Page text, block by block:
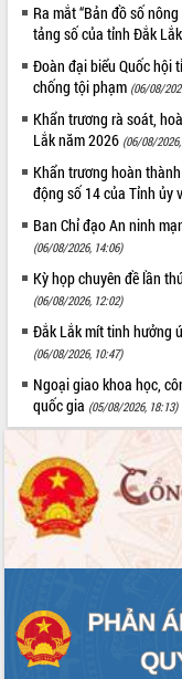
Kỳ họp thứ Hai, Hội đồng
tỉnh khóa XI quyết nghị
quan trọng
Bí thư Tỉnh ủy Lương
Triết thăm, tặng quà người có
cách mạng
Rà soát, hoàn thiện hệ thống
văn hóa, thể thao đáp ứng
phát triển mới
Thường trực HĐND tỉnh Đắk
mặt Đoàn chuyên gia y tế TP.
Minh
Lễ truy điệu và an táng hài
tại Nghĩa trang Liệt sĩ xã
Bàn giải pháp tháo gỡ khó
xuất khẩu sầu riêng và triển
định EUDR
Thứ trưởng Bộ Nông nghiệp
vùng trồng và doanh nghiệp
sầu riêng tại Đắk Lắk
Trình diễn nghệ thuật chế
món ăn từ sầu riêng
Đắk Lắk công bố Quy hoạch
Ngành cá ngừ Đắk Lắk chủ
ứng để giữ vững thị trường
Diễn đàn Kinh tế tư nhân
LIÊN KẾT WEB
THỐNG KÊ TRUY CẬP
Hôm nay: 34162
Tất cả: 66079485
Ra mắt “Bản đồ số
tảng số của tỉnh Đắk
Đoàn đại biểu Quốc hội
chống tội phạm (06/08/
Khẩn trương rà soát,
Lắk năm 2026 (06/08/
Khẩn trương hoàn
động số 14 của Tỉnh ủy
Ban Chỉ đạo An ninh
(06/08/2026, 14:06)
Kỳ họp chuyên đề lần
(06/08/2026, 12:02)
Đắk Lắk mít tinh hưởng
(06/08/2026, 10:47)
Ngoại giao khoa học,
quốc gia (05/08/2026, 18:13)